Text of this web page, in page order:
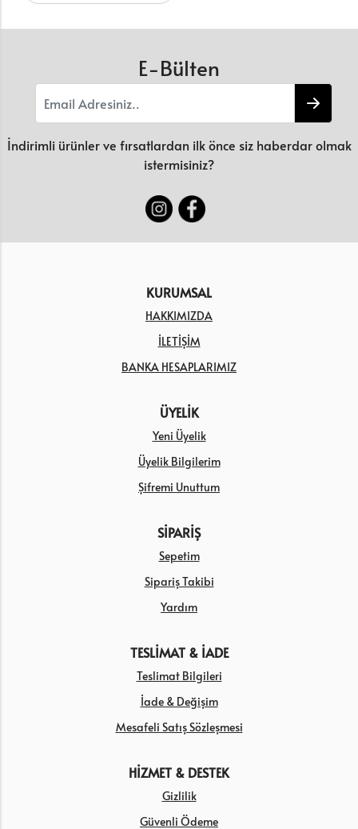
E-Bülten
İndirimli ürünler ve fırsatlardan ilk önce siz haberdar olmak
istermisiniz?
KURUMSAL
HAKKIMIZDA
İLETİŞİM
BANKA HESAPLARIMIZ
ÜYELİK
Yeni Üyelik
Üyelik Bilgilerim
Şifremi Unuttum
SİPARİŞ
Sepetim
Sipariş Takibi
Yardım
TESLİMAT & İADE
Teslimat Bilgileri
İade & Değişim
Mesafeli Satış Sözleşmesi
HİZMET & DESTEK
Gizlilik
Güvenli Ödeme